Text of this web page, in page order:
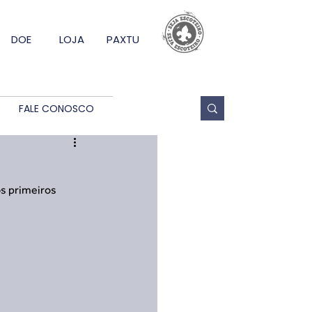
DOE LOJA PAXTU
FALE CONOSCO
primeiros